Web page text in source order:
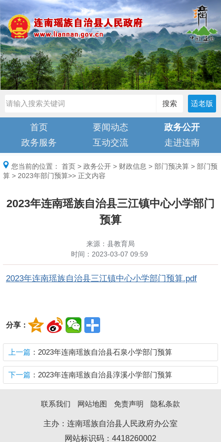
搜索 适老版
首页 要闻动态
政务公开
政务服务
互动交流 走进连南
您当前的位置： 首页 > 政务公开 > 财政信息 > 部门预决算 > 部门预
算 > 2023年部门预算>> 正文内容
2023年连南瑶族自治县三江镇中心小学部门
预算
来源：县教育局
时间： 2023-03-07 09:59
2023年连南瑶族自治县三江镇中心小学部门预算.pdf
分享：
上一篇 ：2023年连南瑶族自治县石泉小学部门预算
下一篇 ：2023年连南瑶族自治县淳溪小学部门预算
联系我们 网站地图 免责声明 隐私条款
主办：连南瑶族自治县人民政府办公室
网站标识码：4418260002